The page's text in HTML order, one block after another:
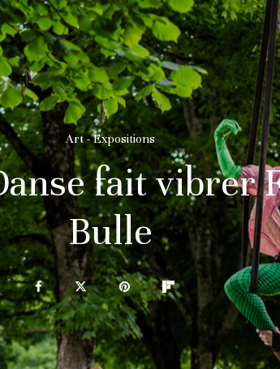
Art - Expositions
fait vibrer
Bulle